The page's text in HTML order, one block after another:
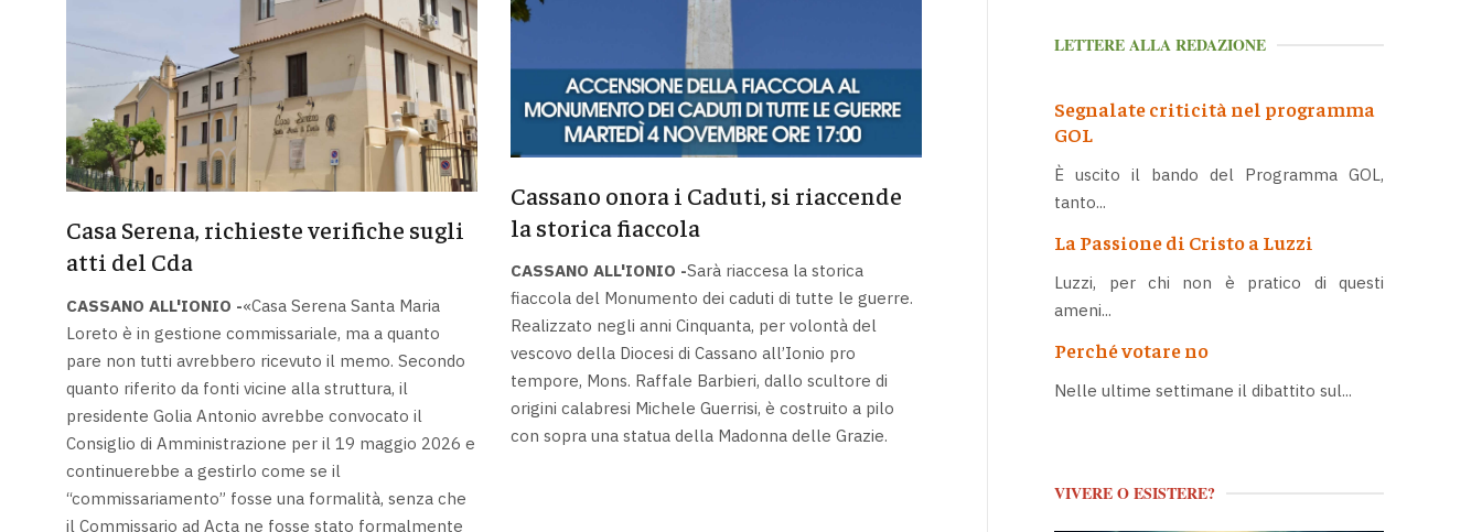
Casa Serena, richieste verifiche sugli
atti del Cda
CASSANO ALL'IONIO -«Casa Serena Santa Maria
Loreto è in gestione commissariale, ma a quanto
pare non tutti avrebbero ricevuto il memo. Secondo
quanto riferito da fonti vicine alla struttura, il
presidente Golia Antonio avrebbe convocato il
Consiglio di Amministrazione per il 19 maggio 2026 e
continuerebbe a gestirlo come se il
“commissariamento” fosse una formalità, senza che
il Commissario ad Acta ne fosse stato formalmente
Cassano onora i Caduti, si riaccende
la storica fiaccola
CASSANO ALL'IONIO -Sarà riaccesa la storica
fiaccola del Monumento dei caduti di tutte le guerre.
Realizzato negli anni Cinquanta, per volontà del
vescovo della Diocesi di Cassano all’Ionio pro
tempore, Mons. Raffale Barbieri, dallo scultore di
origini calabresi Michele Guerrisi, è costruito a pilo
con sopra una statua della Madonna delle Grazie.
LETTERE ALLA REDAZIONE
Segnalate criticità nel programma
GOL
È uscito il bando del Programma GOL,
tanto...
La Passione di Cristo a Luzzi
Luzzi, per chi non è pratico di questi
ameni...
Perché votare no
Nelle ultime settimane il dibattito sul...
VIVERE O ESISTERE?